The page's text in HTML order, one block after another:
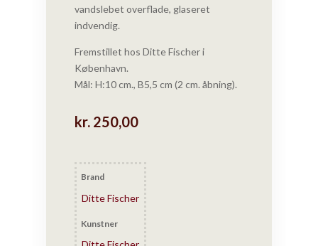
vandslebet overflade, glaseret
indvendig.
Fremstillet hos Ditte Fischer i
København.
Mål: H:10 cm., B5,5 cm (2 cm. åbning).
kr.250,00
Brand
Ditte Fischer
Kunstner